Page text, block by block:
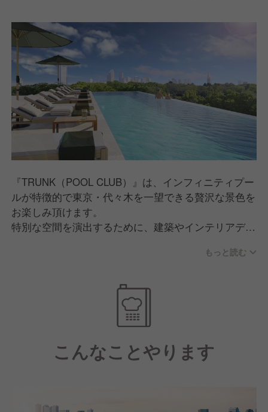
『TRUNK（POOL CLUB）』は、インフィニティプー
ルが特徴的で東京・代々木を一望できる贅沢な景色を
お楽しみ頂けます。
特別な空間を演出するために、建築やインテリアデザ
設計事務所や、デンマーク・コペンハーゲンに拠点を
アーキテクツ）がデザインを担当。
そうそうたるメンバーで創り上げた異空間の中、ルー
フトッププール&ラウンジをご用意します。
併設されるラウンジは、宿泊されるお客様のみ体感で
きる特別な場所。
もっと読む
こんなことやります